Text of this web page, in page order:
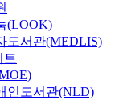
(LOOK)
도서관(MEDLIS)
트
인도서관(NLD)